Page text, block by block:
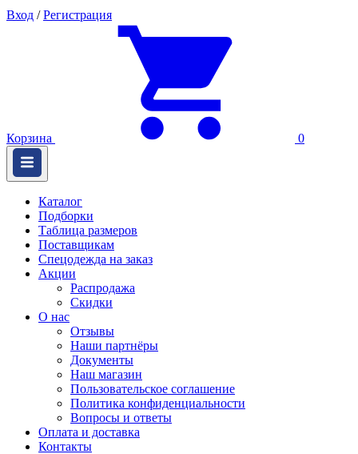
Вход / Регистрация
Корзина 0
Каталог
Подборки
Таблица размеров
Поставщикам
Спецодежда на заказ
Акции
Распродажа
Скидки
О нас
Отзывы
Наши партнёры
Документы
Наш магазин
Пользовательское соглашение
Политика конфиденциальности
Вопросы и ответы
Оплата и доставка
Контакты